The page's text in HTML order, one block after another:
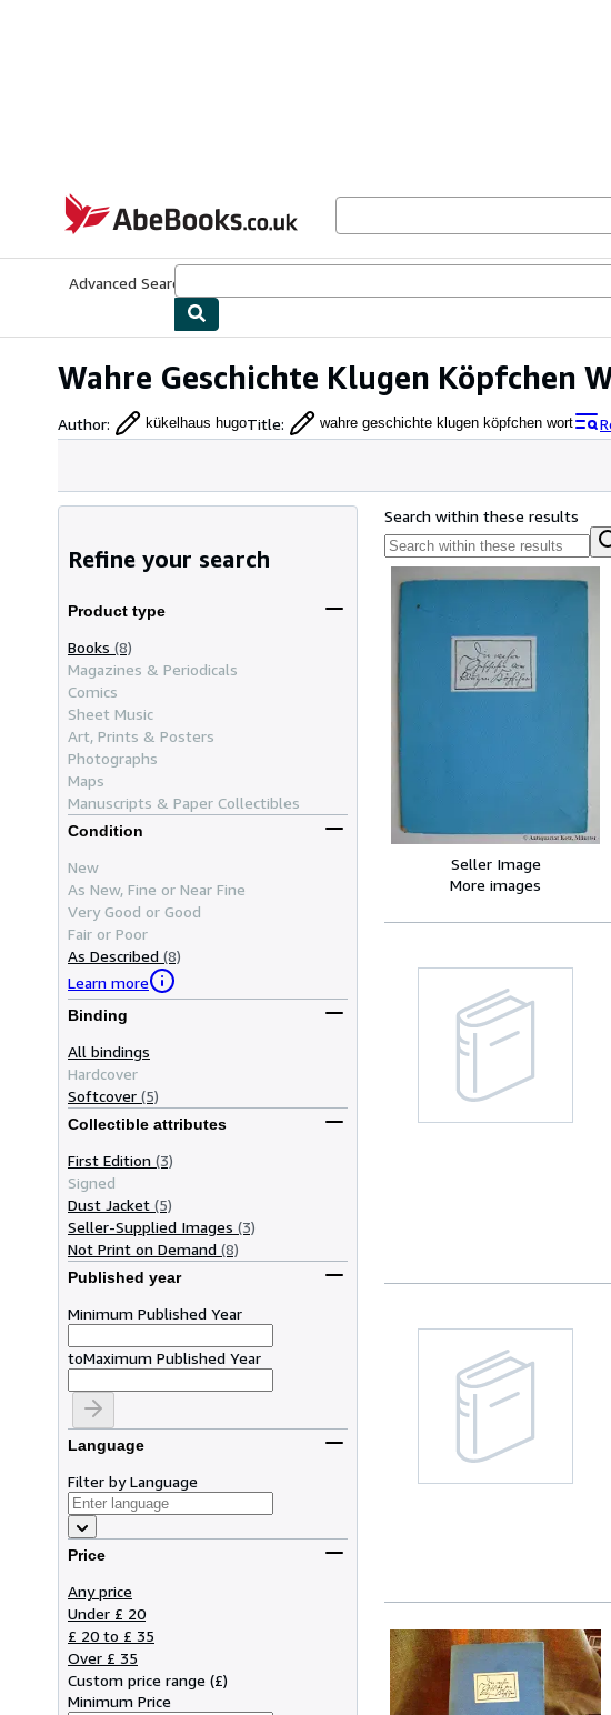
AbeBooks.co.uk
Advanced Search
Wahre Geschichte Klugen Köpfchen
Author: kükelhaus hugoTitle: wahre geschichte klugen köpfchen wort
Refine your search
Product type
Books (8)
Magazines & Periodicals
Comics
Sheet Music
Art, Prints & Posters
Photographs
Maps
Manuscripts & Paper Collectibles
Condition
New
As New, Fine or Near Fine
Very Good or Good
Fair or Poor
As Described (8)
Learn more
Binding
All bindings
Hardcover
Softcover (5)
Collectible attributes
First Edition (3)
Signed
Dust Jacket (5)
Seller-Supplied Images (3)
Not Print on Demand (8)
Published year
Minimum Published Year
toMaximum Published Year
Language
Filter by Language
Price
Any price
Under £ 20
£ 20 to £ 35
Over £ 35
Custom price range (£)
Minimum Price
Search within these results
Seller Image
More images